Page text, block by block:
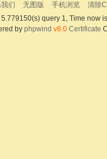
们 无图版 手机浏览 清除
5.779150(s) query 1, Time now
by phpwind v8.0 Certificate